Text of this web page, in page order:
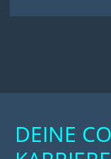
DEINE